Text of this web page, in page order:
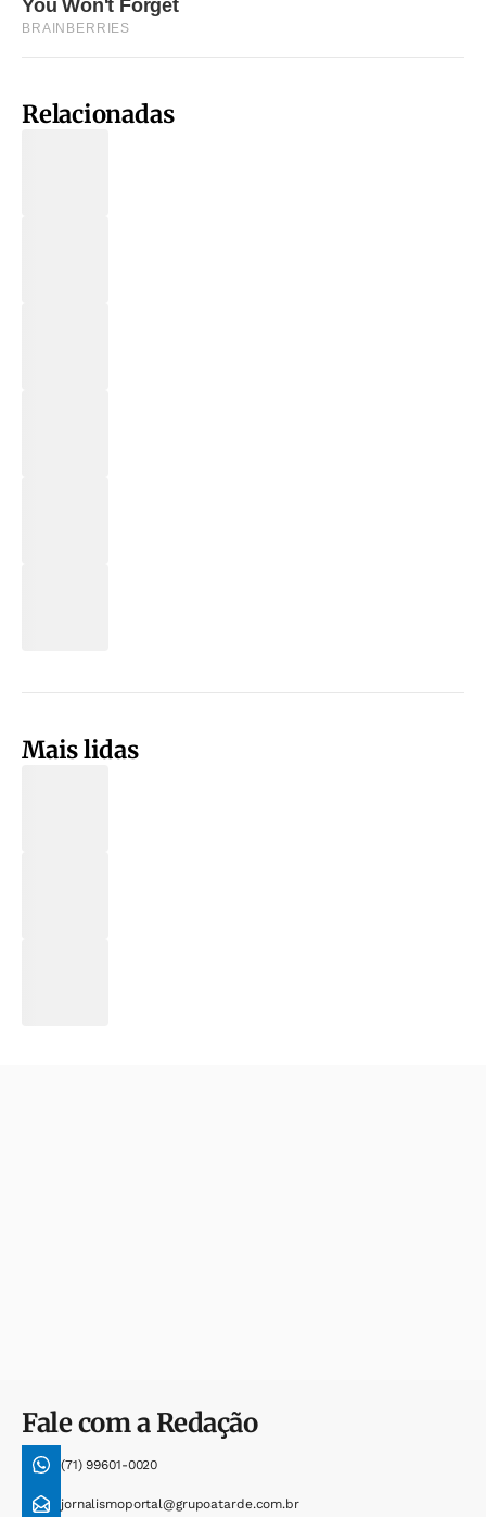
Relacionadas
Mais lidas
Fale com a Redação
(71) 99601-0020
jornalismoportal@grupoatarde.com.br